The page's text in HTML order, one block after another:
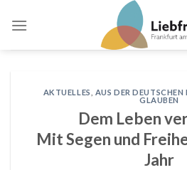
AKTUELLES AUS DER
GLAUBEN
Dem Leben
Mit Segen und
Jahr